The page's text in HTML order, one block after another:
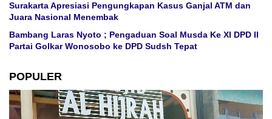
Surakarta Apresiasi Pengungkapan Kasus Ganjal ATM dan
Juara Nasional Menembak
Bambang Laras Nyoto ; Pengaduan Soal Musda Ke XI DPD II
Partai Golkar Wonosobo ke DPD Sudsh Tepat
POPULER